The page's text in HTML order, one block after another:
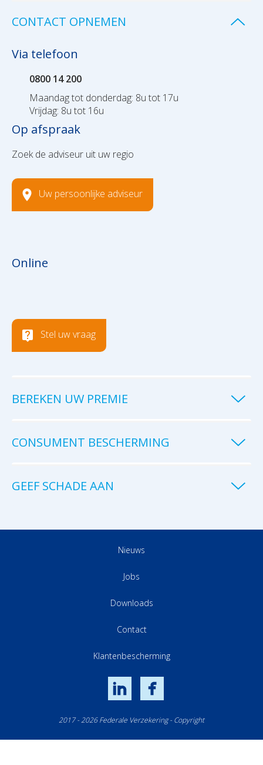
CONTACT OPNEMEN
Via telefoon
0800 14 200
Maandag tot donderdag: 8u tot 17u
Vrijdag: 8u tot 16u
Op afspraak
Zoek de adviseur uit uw regio
Uw persoonlijke adviseur
Online
Stel uw vraag
BEREKEN UW PREMIE
CONSUMENT BESCHERMING
GEEF SCHADE AAN
Nieuws
Jobs
Downloads
Contact
Klantenbescherming
LinkedIn
2017 - 2026 Federale Verzekering - Copyright